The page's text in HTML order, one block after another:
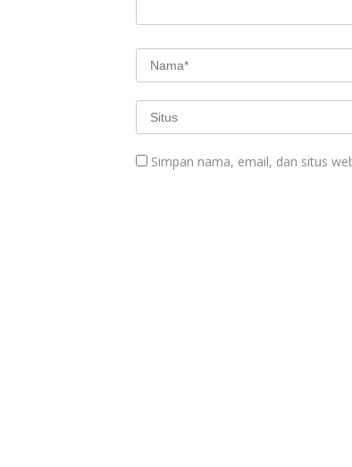
Simpan nama, email, dan situs